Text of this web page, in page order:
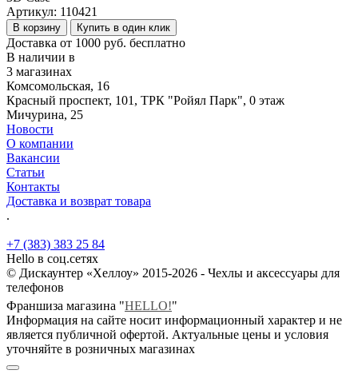
Артикул: 110421
В корзину Купить в один клик
Доставка от 1000 руб. бесплатно
В наличии в
3 магазинах
Комсомольская, 16
Красный проспект, 101, ТРК "Ройял Парк", 0 этаж
Мичурина, 25
Новости
О компании
Вакансии
Статьи
Контакты
Доставка и возврат товара
.
+7 (383) 383 25 84
Hello в соц.сетях
© Дискаунтер «Хеллоу» 2015-2026 - Чехлы и аксессуары для
телефонов
Франшиза магазина "HELLO!"
Информация на сайте носит информационный характер и не
является публичной офертой. Актуальные цены и условия
уточняйте в розничных магазинах